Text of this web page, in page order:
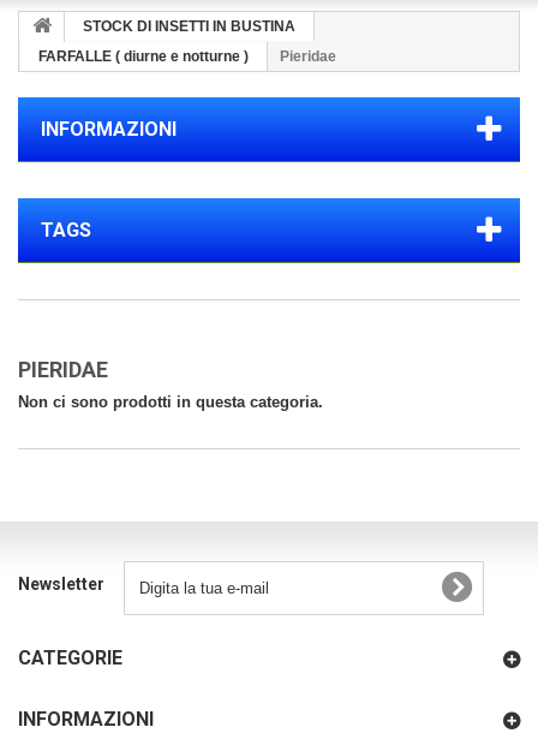
STOCK DI INSETTI IN BUSTINA
FARFALLE ( diurne e notturne )
Pieridae
INFORMAZIONI
TAGS
PIERIDAE
Non ci sono prodotti in questa categoria.
Newsletter
CATEGORIE
INFORMAZIONI